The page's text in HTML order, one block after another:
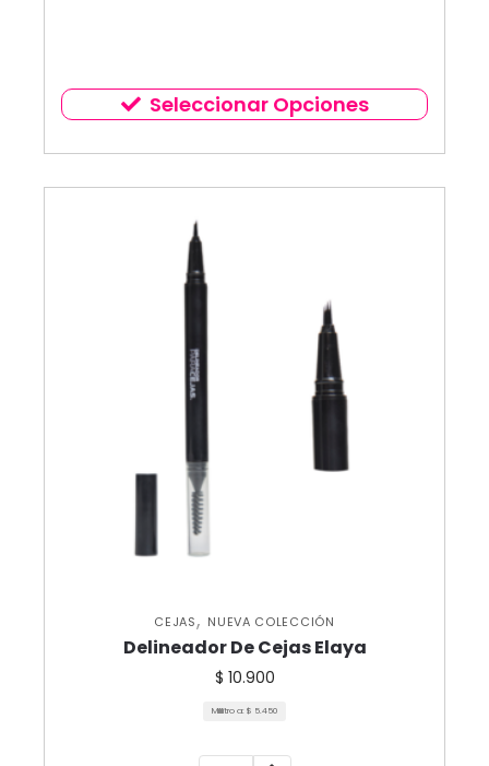
Seleccionar Opciones
CEJAS, NUEVA COLECCIÓN
Delineador De Cejas Elaya
$ 10.900
Mililitro a: $ 5.450